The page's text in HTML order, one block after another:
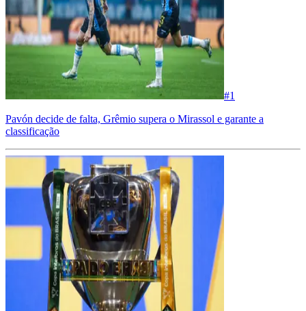
#1
Pavón decide de falta, Grêmio supera o Mirassol e garante a
classificação